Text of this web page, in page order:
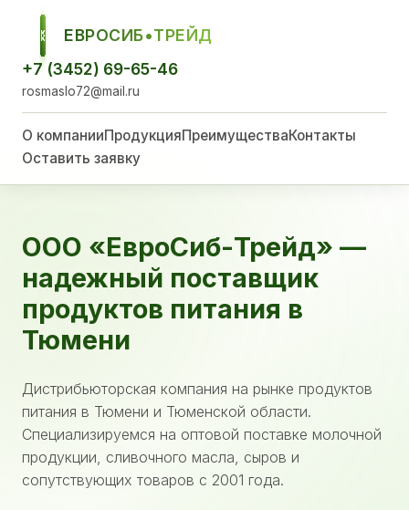
ЕСТ
ЕВРОСИБ•ТРЕЙД
+7 (3452) 69-65-46
rosmaslo72@mail.ru
О компанииПродукцияПреимуществаКонтакты
Оставить заявку
ООО «ЕвроСиб-Трейд» —
надежный поставщик
продуктов питания в
Тюмени
Дистрибьюторская компания на рынке продуктов
питания в Тюмени и Тюменской области.
Специализируемся на оптовой поставке молочной
продукции, сливочного масла, сыров и
сопутствующих товаров с 2001 года.